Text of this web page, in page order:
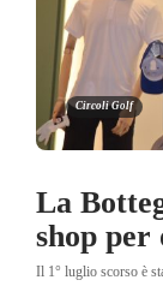
Circoli Golf
La
shop per
Il 1° luglio scorso è